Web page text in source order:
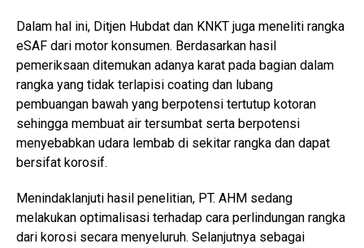
Dalam hal ini, Ditjen Hubdat dan KNKT juga meneliti rangka
eSAF dari motor konsumen. Berdasarkan hasil
pemeriksaan ditemukan adanya karat pada bagian dalam
rangka yang tidak terlapisi coating dan lubang
pembuangan bawah yang berpotensi tertutup kotoran
sehingga membuat air tersumbat serta berpotensi
menyebabkan udara lembab di sekitar rangka dan dapat
bersifat korosif.
Menindaklanjuti hasil penelitian, PT. AHM sedang
melakukan optimalisasi terhadap cara perlindungan rangka
dari korosi secara menyeluruh. Selanjutnya sebagai